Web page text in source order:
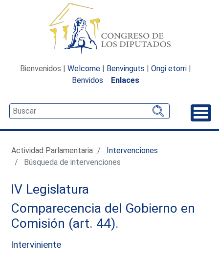
Bienvenidos | Welcome | Benvinguts | Ongi etorri |
Benvidos
Enlaces
Actividad Parlamentaria
Intervenciones
Búsqueda de intervenciones
IV Legislatura
Comparecencia del Gobierno en
Comisión (art. 44).
Interviniente